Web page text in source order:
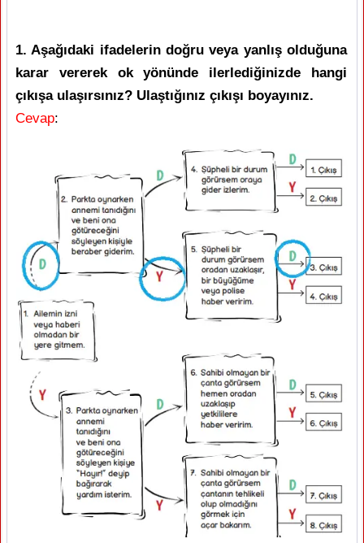
1. Aşağıdaki ifadelerin doğru veya yanlış olduğuna
karar vererek ok yönünde ilerlediğinizde hangi
çıkışa ulaşırsınız? Ulaştığınız çıkışı boyayınız.
Cevap: